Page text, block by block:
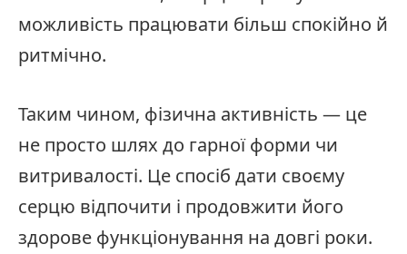
можливість працювати більш спокійно й
ритмічно.
Таким чином, фізична активність — це
не просто шлях до гарної форми чи
витривалості. Це спосіб дати своєму
серцю відпочити і продовжити його
здорове функціонування на довгі роки.